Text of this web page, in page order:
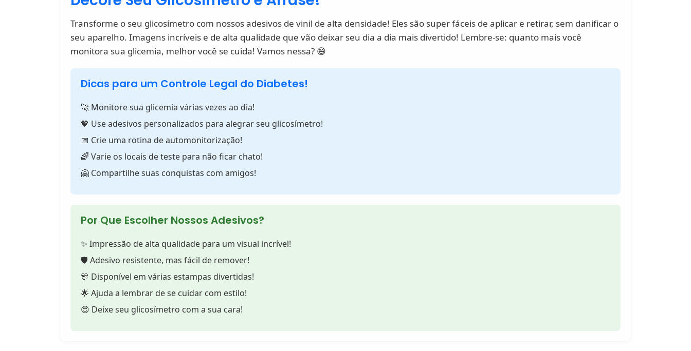
Transforme o seu glicosímetro com nossos adesivos de vinil de alta densidade! Eles são super fáceis de aplicar e retirar, sem danificar o
seu aparelho. Imagens incríveis e de alta qualidade que vão deixar seu dia a dia mais divertido! Lembre-se: quanto mais você
monitora sua glicemia, melhor você se cuida! Vamos nessa? 😄
Dicas para um Controle Legal do Diabetes!
🚀 Monitore sua glicemia várias vezes ao dia!
💖 Use adesivos personalizados para alegrar seu glicosímetro!
📅 Crie uma rotina de automonitorização!
🌈 Varie os locais de teste para não ficar chato!
🤗 Compartilhe suas conquistas com amigos!
Por Que Escolher Nossos Adesivos?
✨ Impressão de alta qualidade para um visual incrível!
🛡️ Adesivo resistente, mas fácil de remover!
🎊 Disponível em várias estampas divertidas!
🌟 Ajuda a lembrar de se cuidar com estilo!
😍 Deixe seu glicosímetro com a sua cara!